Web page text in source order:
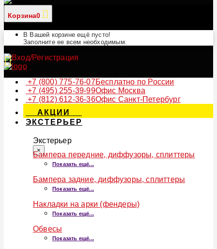
Корзина0
В Вашей корзине ещё пусто!
Заполните ее всем необходимым.
+7 (800) 775-76-07Бесплатно по России
+7 (495) 255-39-99Офис Москва
+7 (812) 612-36-36Офис Санкт-Петербург
АКЦИИ
ЭКСТЕРЬЕР
Экстерьер
×
Бампера передние, диффузоры, сплиттеры
Показать ещё...
Бампера задние, диффузоры, сплиттеры
Показать ещё...
Накладки на арки (фендеры)
Показать ещё...
Обвесы
Показать ещё...